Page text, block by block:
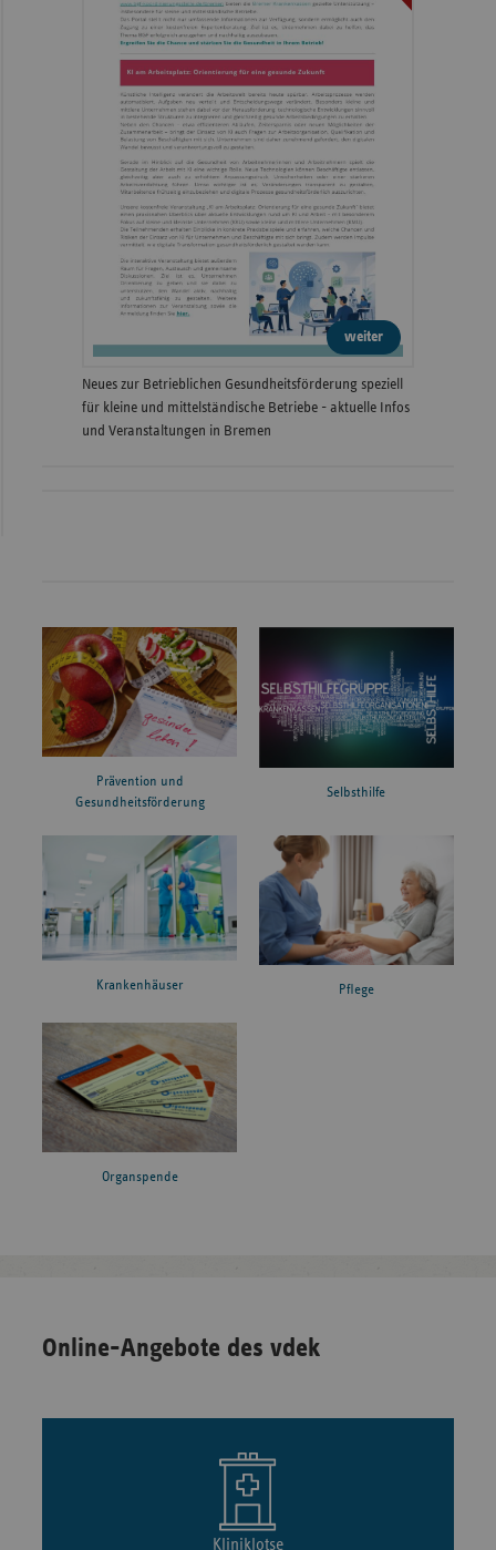
weiter
Neues zur Betrieblichen Gesundheitsförderung speziell
für kleine und mittelständische Betriebe - aktuelle Infos
und Veranstaltungen in Bremen
Prävention und
Gesundheitsförderung
Selbsthilfe
Krankenhäuser Pflege
Organspende
Online-Angebote des vdek
Kliniklotse